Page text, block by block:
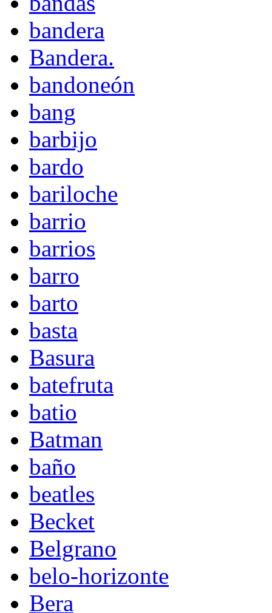
bandera
Bandera.
bandoneón
bang
barbijo
bardo
bariloche
barrio
barrios
barro
barto
basta
Basura
batefruta
batio
Batman
baño
beatles
Becket
Belgrano
belo-horizonte
Bera